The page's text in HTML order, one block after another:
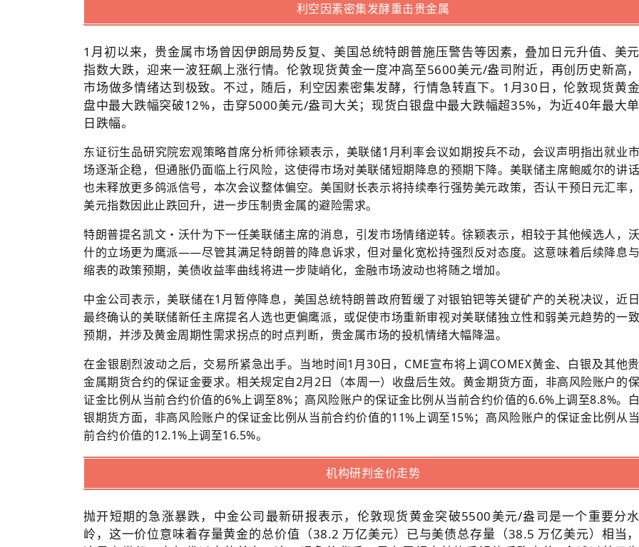
利空因素密集发酵重击贵金属
1月初以来，贵金属市场曾因伊朗局势反复、美国总统特朗普施压警告等因素，叠加日元升值、美元
指数大跌，迎来一波狂飙上涨行情。伦敦现货黄金一度冲高至5600美元/盎司附近，再创历史新高，
市场做多情绪达到极致。不过，随后，利空因素密集发酵，行情急转直下。1月30日，伦敦现货黄金
盘中最大跌幅突破12%，击穿5000美元/盎司大关；现货白银盘中最大跌幅超35%，为近40年最大单
日跌幅。
东证衍生品研究院宏观策略首席分析师徐颖表示，美联储1月利率会议如期按兵不动，会议声明指出就业市
场逐渐企稳，但通胀仍面临上行风险，这使得市场对美联储短期降息的预期下降。美联储主席鲍威尔的讲话
也未释放更多鸽派信号，本次会议整体偏空。美国财长表示将持续奉行强势美元政策，否认干预日元汇率，
美元指数因此止跌回升，进一步压制贵金属的避险需求。
特朗普提名凯文・沃什为下一任美联储主席的消息，引发市场情绪逆转。徐颖表示，相较于其他候选人，沃
什的立场更为鹰派——尽管其满足特朗普的降息诉求，但对量化宽松持强烈反对态度。这意味着后续降息
缩表的政策预期，美债收益率曲线将进一步陡峭化，金融市场波动也将随之增加。
中金公司表示，美联储在1月暂停降息，美国总统特朗普政府暂缓了对银铂钯等关键矿产的关税决议，近日
最终确认的美联储新任主席提名人选也更偏鹰派，或促使市场重新审视对美联储独立性和弱美元趋势的一致
预期，并涉及黄金周期性需求拐点的时点判断，贵金属市场的投机情绪大幅降温。
在金银剧烈波动之后，交易所紧急出手。当地时间1月30日，CME宣布将上调COMEX黄金、白银及其他贵
金属期货合约的保证金要求。相关规定自2月2日（本周一）收盘后生效。黄金期货方面，非高风险账户的保
证金比例从当前合约价值的6%上调至8%；高风险账户的保证金比例从当前合约价值的6.6%上调至8.8%。白
银期货方面，非高风险账户的保证金比例从当前合约价值的11%上调至15%；高风险账户的保证金比例从当
前合约价值的12.1%上调至16.5%。
机构研判金价走势
抛开短期的急涨暴跌，中金公司最新研报表示，伦敦现货黄金突破5500美元/盎司是一个重要分水
岭，这一价位意味着存量黄金的总价值（38.2 万亿美元）已与美债总存量（38.5 万亿美元）相当，